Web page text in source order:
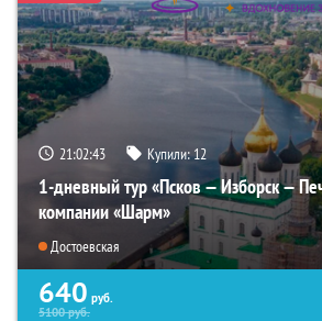
21:02:42 Купили:12
1-дневный тур «Псков — Изборск —
компании «Шарм»
Достоевская
640 руб.
5100руб.